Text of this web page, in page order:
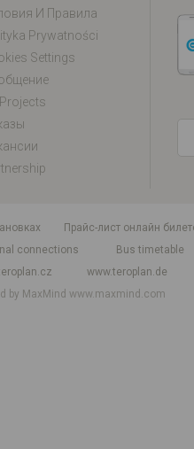
И Правила
Prywatności
Settings
Projects
Прайс-лист онлайн
connections
Bus timetable
www.teroplan.de
by MaxMindwww.maxmind.com